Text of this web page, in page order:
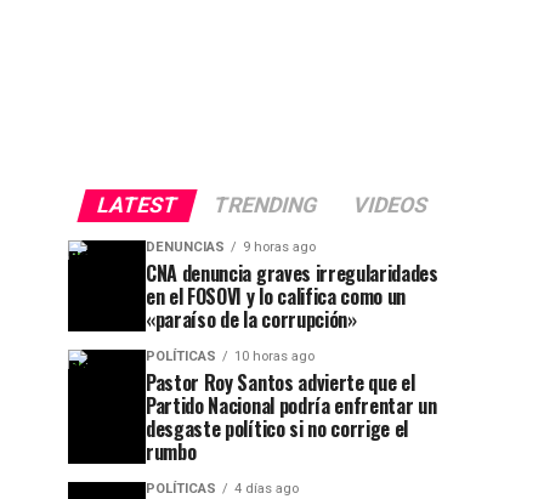
LATEST TRENDING VIDEOS
DENUNCIAS 9 horas ago
CNA denuncia graves irregularidades
en el FOSOVI y lo califica como un
«paraíso de la corrupción»
POLÍTICAS 10 horas ago
Pastor Roy Santos advierte que el
Partido Nacional podría enfrentar un
desgaste político si no corrige el
rumbo
POLÍTICAS 4 días ago